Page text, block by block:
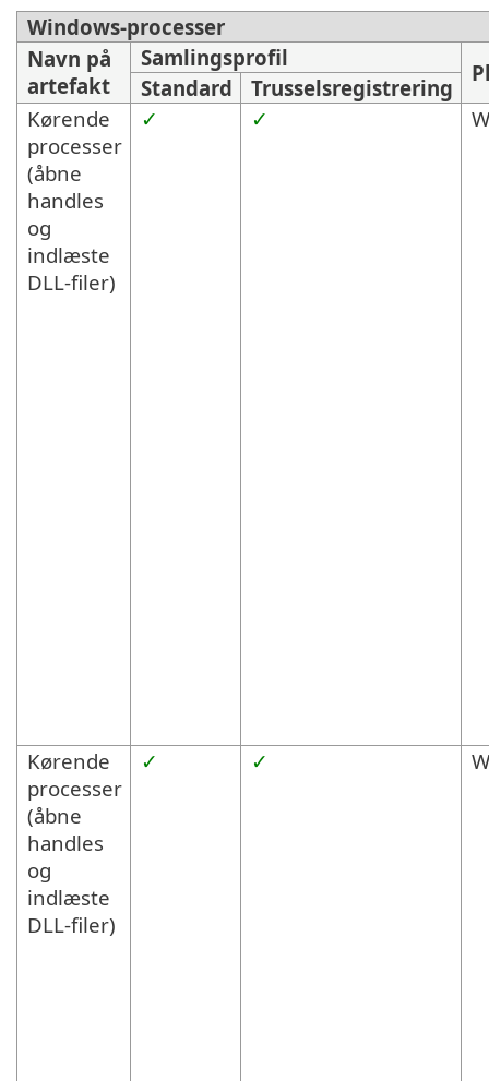
Windows-processer
Navn på
artefakt
Samlingsprofil
Standard
Trusselsregistrering
Kørende
processer
(åbne
handles
og
indlæste
DLL-filer)
✓ ✓
Kørende
processer
(åbne
handles
og
indlæste
DLL-filer)
✓ ✓